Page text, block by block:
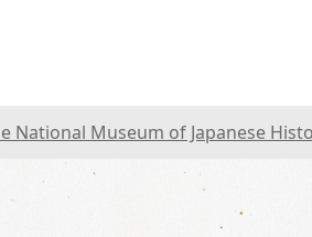
National Museum of Japanese